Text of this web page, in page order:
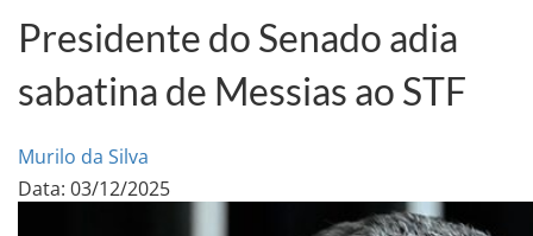
Presidente do Senado adia
sabatina de Messias ao STF
Murilo da Silva
Data: 03/12/2025